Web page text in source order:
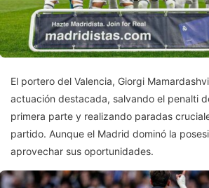
El portero del Valencia, Giorgi
actuación destacada, salvando el penalti
primera parte y realizando paradas
partido. Aunque el Madrid dominó la
aprovechar sus oportunidades.